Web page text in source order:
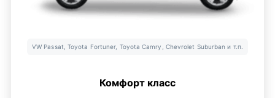
VW Passat, Toyota Fortuner, Toyota Camry, Chevrolet Suburban и т.п.
Комфорт класс